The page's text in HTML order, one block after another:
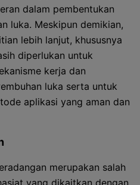
dalam pembentukan
luka. Meskipun demikian,
lebih lanjut, khususnya
diperlukan untuk
kerja dan
luka serta untuk
aplikasi yang aman dan
merupakan salah
yang dikaitkan dengan